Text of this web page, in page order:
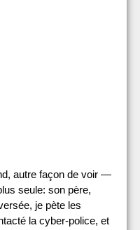
autre façon de voir —
seule: son père,
je pète les
la cyber-police, et